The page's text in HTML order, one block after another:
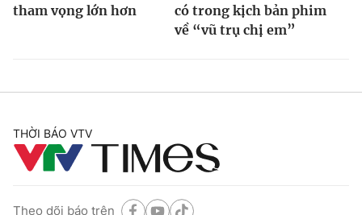
tham vọng lớn hơn
có trong kịch bản phim
về “vũ trụ chị em”
THỜI BÁO VTV
Theo dõi báo trên